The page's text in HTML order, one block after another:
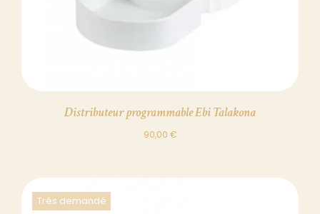
Distributeur programmable Ebi Talakona
90,00 €
Trés demandé